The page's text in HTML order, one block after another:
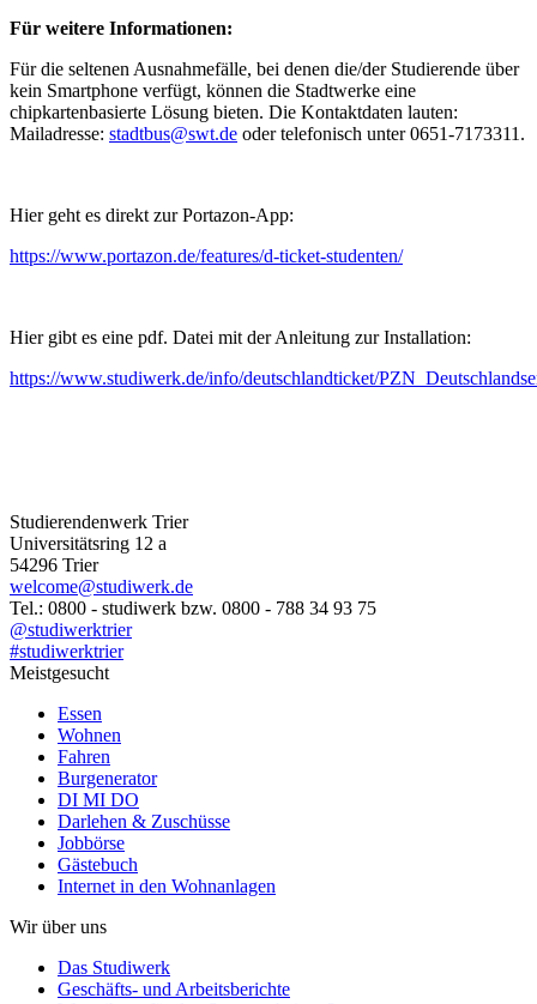
Für weitere Informationen:
Für die seltenen Ausnahmefälle, bei denen die/der Studierende über
kein Smartphone verfügt, können die Stadtwerke eine
chipkartenbasierte Lösung bieten. Die Kontaktdaten lauten:
Mailadresse: stadtbus@swt.de oder telefonisch unter 0651-7173311.
Hier geht es direkt zur Portazon-App:
https://www.portazon.de/features/d-ticket-studenten/
Hier gibt es eine pdf. Datei mit der Anleitung zur Installation:
https://www.studiwerk.de/info/deutschlandticket/
Studierendenwerk Trier
Universitätsring 12 a
54296 Trier
welcome@studiwerk.de
Tel.: 0800 - studiwerk bzw. 0800 - 788 34 93 75
@studiwerktrier
#studiwerktrier
Meistgesucht
Essen
Wohnen
Fahren
Burgenerator
DI MI DO
Darlehen & Zuschüsse
Jobbörse
Gästebuch
Internet in den Wohnanlagen
Wir über uns
Das Studiwerk
Geschäfts- und Arbeitsberichte